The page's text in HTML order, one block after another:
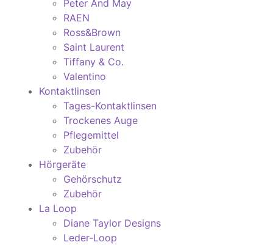
Peter And May
RAEN
Ross&Brown
Saint Laurent
Tiffany & Co.
Valentino
Kontaktlinsen
Tages-Kontaktlinsen
Trockenes Auge
Pflegemittel
Zubehör
Hörgeräte
Gehörschutz
Zubehör
La Loop
Diane Taylor Designs
Leder-Loop